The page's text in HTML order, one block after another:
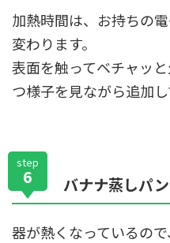
加熱時間は、お持ちの
変わります。
表面を触ってベチャッ
つ様子を見ながら追加し
step
6 バナナ蒸しパ
器が熱くなっているの